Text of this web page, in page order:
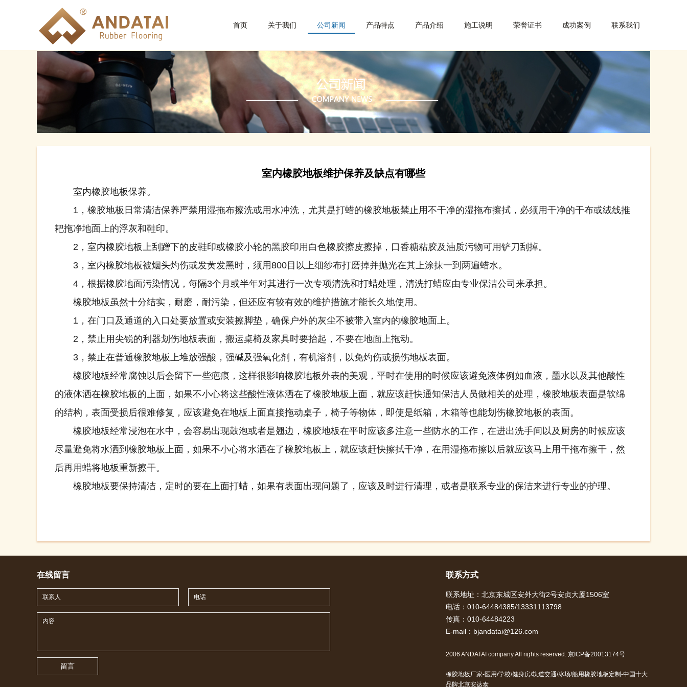
联系我们
成功案例
荣誉证书
施工说明
产品介绍
产品特点
公司新闻
关于我们
首页
室内橡胶地板维护保养及缺点有哪些
室内橡胶地板保养。
1，橡胶地板日常清洁保养严禁用湿拖布擦洗或用水冲洗，尤其是打蜡的橡胶地板禁止用不干净的湿拖布擦拭，必须用干净的干布或绒线推
耙拖净地面上的浮灰和鞋印。
2，室内橡胶地板上刮蹭下的皮鞋印或橡胶小轮的黑胶印用白色橡胶擦皮擦掉，口香糖粘胶及油质污物可用铲刀刮掉。
3，室内橡胶地板被烟头灼伤或发黄发黑时，须用800目以上细纱布打磨掉并抛光在其上涂抹一到两遍蜡水。
4，根据橡胶地面污染情况，每隔3个月或半年对其进行一次专项清洗和打蜡处理，清洗打蜡应由专业保洁公司来承担。
橡胶地板虽然十分结实，耐磨，耐污染，但还应有较有效的维护措施才能长久地使用。
1，在门口及通道的入口处要放置或安装擦脚垫，确保户外的灰尘不被带入室内的橡胶地面上。
2，禁止用尖锐的利器划伤地板表面，搬运桌椅及家具时要抬起，不要在地面上拖动。
3，禁止在普通橡胶地板上堆放强酸，强碱及强氧化剂，有机溶剂，以免灼伤或损伤地板表面。
橡胶地板经常腐蚀以后会留下一些疤痕，这样很影响橡胶地板外表的美观，平时在使用的时候应该避免液体例如血液，墨水以及其他酸性
的液体洒在橡胶地板的上面，如果不小心将这些酸性液体洒在了橡胶地板上面，就应该赶快通知保洁人员做相关的处理，橡胶地板表面是软绵
的结构，表面受损后很难修复，应该避免在地板上面直接拖动桌子，椅子等物体，即使是纸箱，木箱等也能划伤橡胶地板的表面。
橡胶地板经常浸泡在水中，会容易出现鼓泡或者是翘边，橡胶地板在平时应该多注意一些防水的工作，在进出洗手间以及厨房的时候应该
尽量避免将水洒到橡胶地板上面，如果不小心将水洒在了橡胶地板上，就应该赶快擦拭干净，在用湿拖布擦以后就应该马上用干拖布擦干，然
后再用蜡将地板重新擦干。
橡胶地板要保持清洁，定时的要在上面打蜡，如果有表面出现问题了，应该及时进行清理，或者是联系专业的保洁来进行专业的护理。
在线留言
留言
联系方式
联系地址：北京东城区安外大街2号安贞大厦1506室
电话：010-64484385/13331113798
传真：010-64484223
E-mail：bjandatai@126.com
2006 ANDATAI company.All rights reserved. 京ICP备20013174号
橡胶地板厂家-医用/学校/健身房/轨道交通/冰场/船用橡胶地板定制-中国十大
品牌北京安达泰